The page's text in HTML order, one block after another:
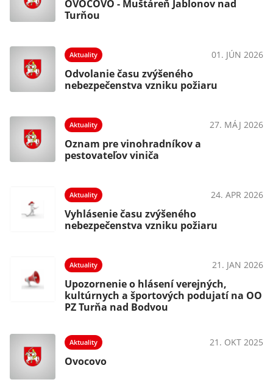
OVOCOVO - Muštáreň Jablonov nad
Turňou
Aktuality 01. JÚN 2026
Odvolanie času zvýšeného
nebezpečenstva vzniku požiaru
Aktuality 27. MÁJ 2026
Oznam pre vinohradníkov a
pestovateľov viniča
Aktuality 24. APR 2026
Vyhlásenie času zvýšeného
nebezpečenstva vzniku požiaru
Aktuality 21. JAN 2026
Upozornenie o hlásení verejných,
kultúrnych a športových podujatí na OO
PZ Turňa nad Bodvou
Aktuality 21. OKT 2025
Ovocovo